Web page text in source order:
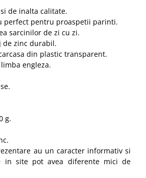
de inalta calitate.
perfect pentru proaspetii parinti.
sarcinilor de zi cu zi.
de zinc durabil.
din plastic transparent.
engleza.
g.
au un caracter informativ si
in site pot avea diferente mici de